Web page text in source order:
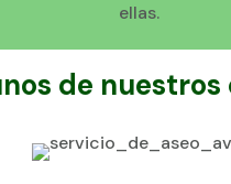
ellas.
de nuestros